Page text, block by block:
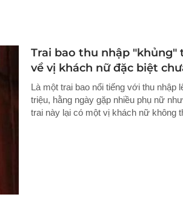
Trai bao thu nhập "khủng"
về vị khách nữ đặc biệt
Là một trai bao nổi tiếng với thu nhập
triệu, hằng ngày gặp nhiều phụ nữ
trai này lại có một vị khách nữ không